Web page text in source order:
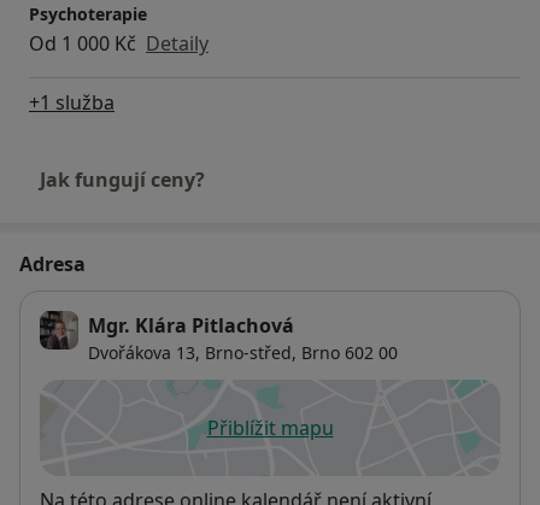
Psychoterapie
Od 1 000 Kč Detaily
+1 služba
Jak fungují ceny?
Adresa
Mgr. Klára Pitlachová
Dvořákova 13, Brno-střed, Brno 602 00
Přiblížit mapuse otevře v nové záložce
Dostupnost